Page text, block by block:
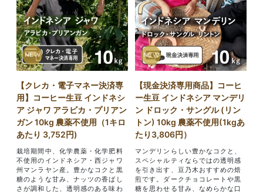
NEW
【クレカ・電子マネー決済専
用】コーヒー生豆 インドネシ
ア ジャワ アラビカ・プリアン
ガン 10kg 農薬不使用（1キロ
あたり 3,752円)
栽培期間中、化学農薬・化学肥料
不使用のインドネシア・西ジャワ
州マンラヤン産。豊かなコクと黒
糖のような甘み、ナッツの香ばし
さが調和した、透明感のある味わ
NEW
【現金決済専用商品】コーヒ
ー生豆 インドネシア マンデリ
ン ドロック・サングル (リン
トン) 10kg 農薬不使用(1kgあ
たり3,806円）
マンデリンらしい豊かなコクと、
スペシャルティならではの透明感
を引き出す、豆乃木おすすめの焙
煎です。ダークチョコレートや黒
糖を思わせる甘み、なめらかな口